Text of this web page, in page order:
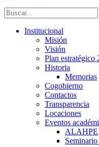
Institucional
Misión
Visión
Plan estratégico
Historia
Memorias
Cogobierno
Contactos
Transparencia
Locaciones
Eventos
ALAHPE